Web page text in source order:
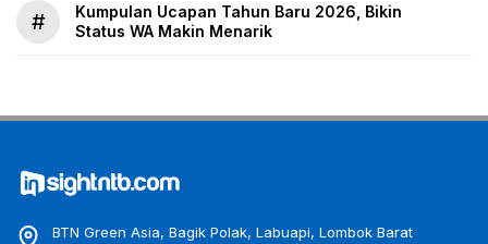
#
Kumpulan Ucapan Tahun Baru 2026, Bikin
Status WA Makin Menarik
BTN Green Asia, Bagik Polak, Labuapi, Lombok Barat